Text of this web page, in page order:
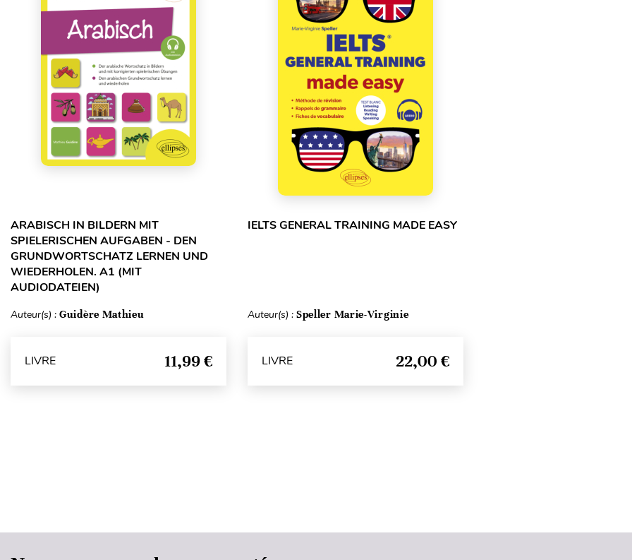
ARABISCH IN BILDERN MIT
SPIELERISCHEN AUFGABEN - DEN
GRUNDWORTSCHATZ LERNEN UND
WIEDERHOLEN. A1 (MIT
AUDIODATEIEN)
Auteur(s) : Guidère Mathieu
LIVRE 11,99 €
IELTS GENERAL TRAINING MADE EASY
Auteur(s) : Speller Marie-Virginie
LIVRE 22,00 €